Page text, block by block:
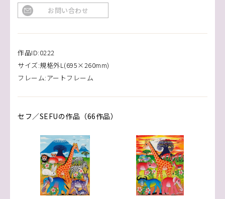
お問い合わせ
作品ID:0222
サイズ:規格外L(695×260mm)
フレーム:アートフレーム
セフ／SEFUの作品（66作品）